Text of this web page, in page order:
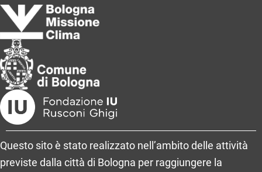
Questo sito è stato realizzato nell’ambito delle attività
previste dalla città di Bologna per raggiungere la